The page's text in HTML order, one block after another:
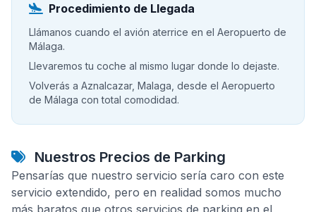
Procedimiento de Llegada
Llámanos cuando el avión aterrice en el Aeropuerto de
Málaga.
Llevaremos tu coche al mismo lugar donde lo dejaste.
Volverás a Aznalcazar, Malaga, desde el Aeropuerto
de Málaga con total comodidad.
Nuestros Precios de Parking
Pensarías que nuestro servicio sería caro con este
servicio extendido, pero en realidad somos mucho
más baratos que otros servicios de parking en el